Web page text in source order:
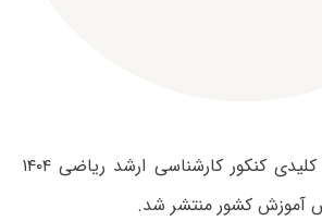
سوالات و پاسخنامه کلیدی کنکور کارشناسی ارشد ریاضی ۱۴۰۴
کشور منتشر شد.